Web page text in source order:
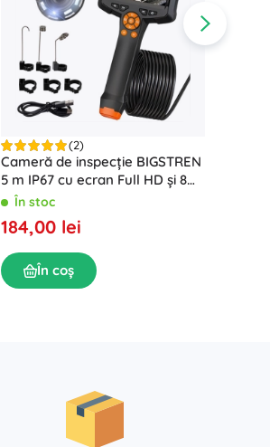
(2)
Cameră de inspecție BIGSTREN
5 m IP67 cu ecran Full HD și 8
LEDÎn stoc
184,00 lei
În coș